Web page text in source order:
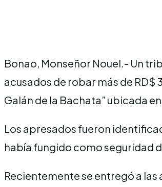
Bonao, Monseñor Nouel.- Un
acusados de robar más de RD$
Galán de la Bachata” ubicada
Los apresados fueron
había fungido como seguridad
Recientemente se entregó a las